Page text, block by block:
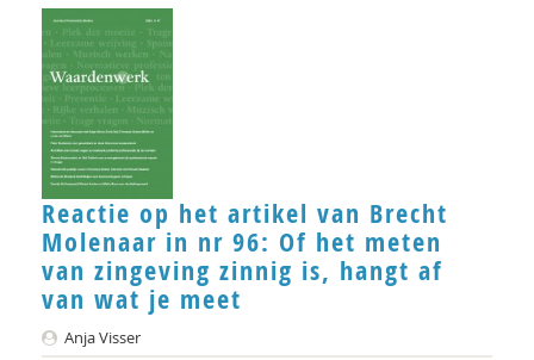
Michiel de Ronde
Marcel de Rooij
Ineke de Vries
Clementine Degener
Peter Derkx
Gerda van Dijk
Marlijn Dingshoff
Elizabeth van Dis
Reactie op het artikel van Brecht
Molenaar in nr 96: Of het meten
van zingeving zinnig is, hangt af
van wat je meet
Anja Visser